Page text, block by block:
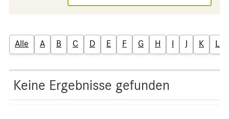
Alle A B C D E F G H I J K L
Keine Ergebnisse gefunden